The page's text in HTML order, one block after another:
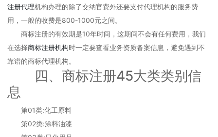
注册代理机构办理的除了交纳官费外还要支付代理机构的服务费
用，一般的收费是800-1000元之间。
商标注册的有效期是10年时间，这期间不会有任何费用，我们
在选择商标注册机构时一定要查看业务资质备案信息，避免遇到不
靠谱的商标代理机构。
四、商标注册45大类类别信
息
第01类:化工原料
第02类:涂料油漆